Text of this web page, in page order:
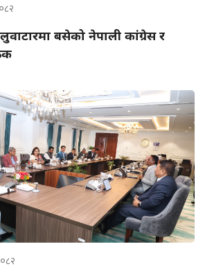
बसेको नेपाली कांग्रेस र